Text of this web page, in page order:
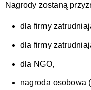
Nagrody zostaną
dla firmy
dla firmy
dla NGO,
nagroda osobowa